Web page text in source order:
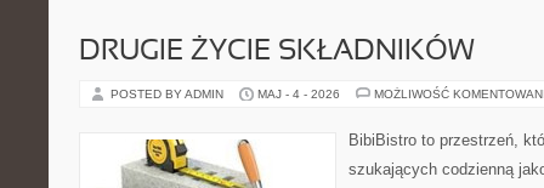
DRUGIE ŻYCIE SKŁADNIKÓW
POSTED BY ADMIN MAJ - 4 - 2026 MOŻLIWOŚĆ
BibiBistro to przestrzeń,
szukających codzienną